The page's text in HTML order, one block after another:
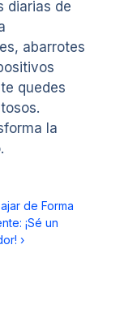
diarias de
abarrotes
quedes
la
de Forma
¡Sé un
›